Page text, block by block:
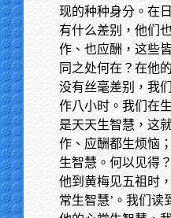
现的种种身分。在
有什么差别，他们
作、也应酬，这些
同之处何在？在他
没有丝毫差别，我
作八小时。我们在
是天天生智慧，这
作、应酬都生烦恼
生智慧。何以见得
他到黄梅见五祖时
常生智慧’。我们读